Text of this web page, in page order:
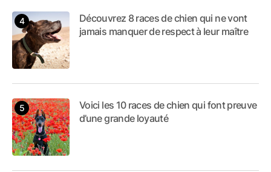
Découvrez 8 races de chien qui ne vont
jamais manquer de respect à leur maître
Voici les 10 races de chien qui font preuve
d’une grande loyauté